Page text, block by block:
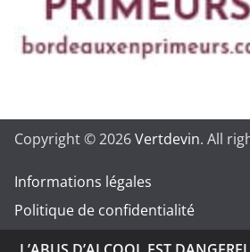
Copyright © 2026Vertdevin. All
Informations légales
Politique de confidentialité